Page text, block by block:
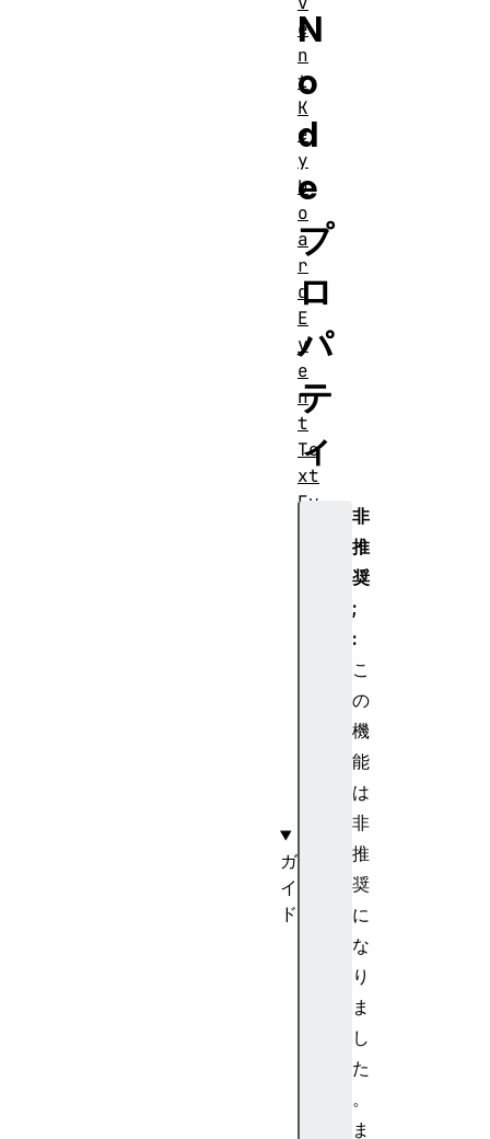
N
o
d
e
プ
ロ
パ
テ
ィ
非
推
奨
;
:
こ
の
機
能
は
非
推
奨
に
な
り
ま
し
た
。
ま
e
n
t
K
e
y
b
o
a
r
d
E
v
e
n
t
Te
xt
Ev
ガ
イ
ド